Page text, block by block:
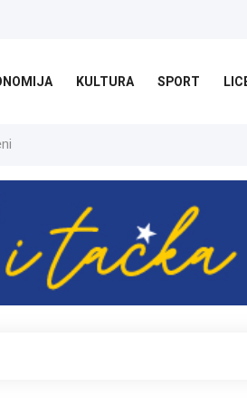
KULTURA SPORT